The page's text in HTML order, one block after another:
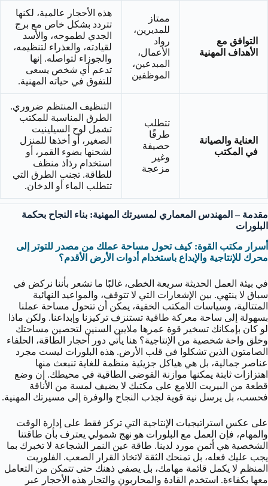
التوافق مع
الأهداف المهنية
ممتاز
للمديرين،
رواد
الأعمال،
المبدعين،
الموظفين
هذه الأحجار عالمية، لكنها
تتردد بشكل خاص مع برج
الجدي لطموحه، والأسد
لقيادته، والعذراء لتنظيمه،
والجوزاء لتواصله. إنها
تدعم أي شخص يسعى
للتفوق في حياته المهنية.
العناية والصيانة
في المكتب
تتطلب
طرقًا
حصيفة
وغير
مزعجة
التنظيف المنتظم ضروري.
الطرق المناسبة للمكتب
تشمل لوح السيلينيت
الصغير، أو أخذها للمنزل
لشحنها بضوء القمر، أو
استخدام رذاذ منظف
للطاقة. تجنب الطرق التي
تتطلب الماء أو الدخان.
مقدمة – المهندس المعماري لمسيرتك المهنية: بناء النجاح بحكمة
البلورات
أسرار مكتب القوة: كيف تحول مساحة عملك من مصدر للتوتر إلى
محرك للإنتاجية والإبداع باستخدام أدوات الأرض الأقدم؟
في بيئة العمل الحديثة سريعة الخطى، غالبًا ما نشعر بأننا نركض في
سباق لا ينتهي. بين الإشعارات التي لا تتوقف، والمواعيد النهائية
المتتالية، وسياسات المكتب الخفية، يمكن أن تتحول مساحة عملنا
بسهولة إلى ساحة معركة طاقية تستنزف تركيزنا وإبداعنا. ولكن ماذا
لو كان بإمكانك تسخير قوة عمرها ملايين السنين لتحصين مساحتك
وخلق واحة شخصية من الإنتاجية؟ هنا يأتي دور أحجار الطاقة، الحلفاء
الصامتون الذين تشكلوا في قلب الأرض. هذه البلورات ليست مجرد
عناصر جمالية، بل هي هياكل جزيئية منظمة للغاية تنبعث منها
اهتزازات ثابتة يمكنها موازنة الفوضى الطاقية في محيطك. إن وضع
قطعة من البيريت اللامع على مكتبك لا يضيف لمسة من الأناقة
فحسب، بل يرسل نية قوية لجذب النجاح والوفرة إلى مسيرتك المهنية.
على عكس استراتيجيات الإنتاجية التي تركز فقط على إدارة الوقت
والمهام، فإن العمل مع البلورات هو نهج شمولي يعترف بأن طاقتنا
الشخصية هي أثمن مورد لدينا. طاقة عين النمر الشجاعة لا تخبرك بما
يجب عليك فعله، بل تمنحك الثقة لاتخاذ القرار الصعب. الفلوريت
المنظم لا يكمل قائمة مهامك، بل يصفي ذهنك حتى تتمكن من التعامل
معها بكفاءة. استخدم القادة والمحاربون والتجار هذه الأحجار عبر